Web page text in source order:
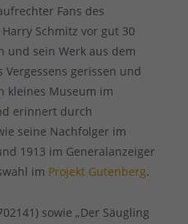
Fans des
Schmitz vor gut 30
und sein Werk aus dem
Vergessens gerissen und
kleines Museum im
erinnert durch
seine Nachfolger im
1913 im Generalanzeiger
im Projekt Gutenberg.
sowie „Der Säugling